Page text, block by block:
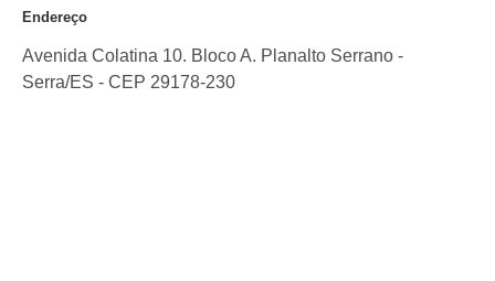
Endereço
Avenida Colatina 10. Bloco A. Planalto Serrano -
Serra/ES - CEP 29178-230